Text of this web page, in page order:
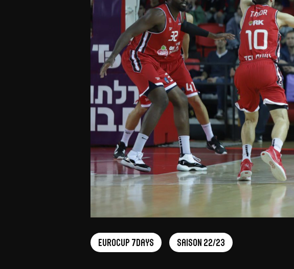
Offres Grand Public Offres Hospitalités
Courtside Club
Central House
Suites
FAQ
EuroCup 7Days Saison 22/23